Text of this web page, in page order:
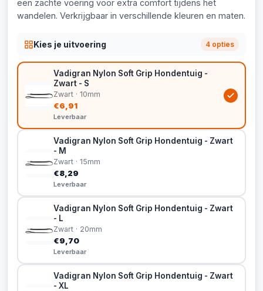
een zachte voering voor extra comfort tijdens het
wandelen. Verkrijgbaar in verschillende kleuren en maten.
Kies je uitvoering 4 opties
Vadigran Nylon Soft Grip Hondentuig -
Zwart - S
Zwart · 10mm
€6,91
Leverbaar
Vadigran Nylon Soft Grip Hondentuig - Zwart
- M
Zwart · 15mm
€8,29
Leverbaar
Vadigran Nylon Soft Grip Hondentuig - Zwart
- L
Zwart · 20mm
€9,70
Leverbaar
Vadigran Nylon Soft Grip Hondentuig - Zwart
- XL